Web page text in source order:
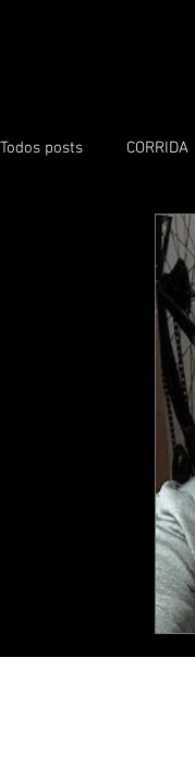
Todos posts CORRIDA